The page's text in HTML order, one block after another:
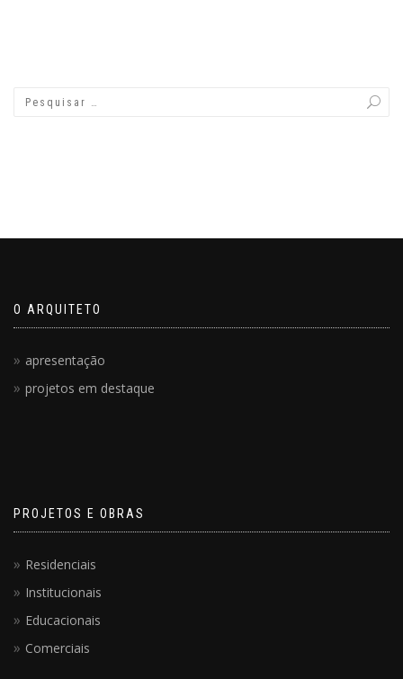
O ARQUITETO
apresentação
projetos em destaque
PROJETOS E OBRAS
Residenciais
Institucionais
Educacionais
Comerciais